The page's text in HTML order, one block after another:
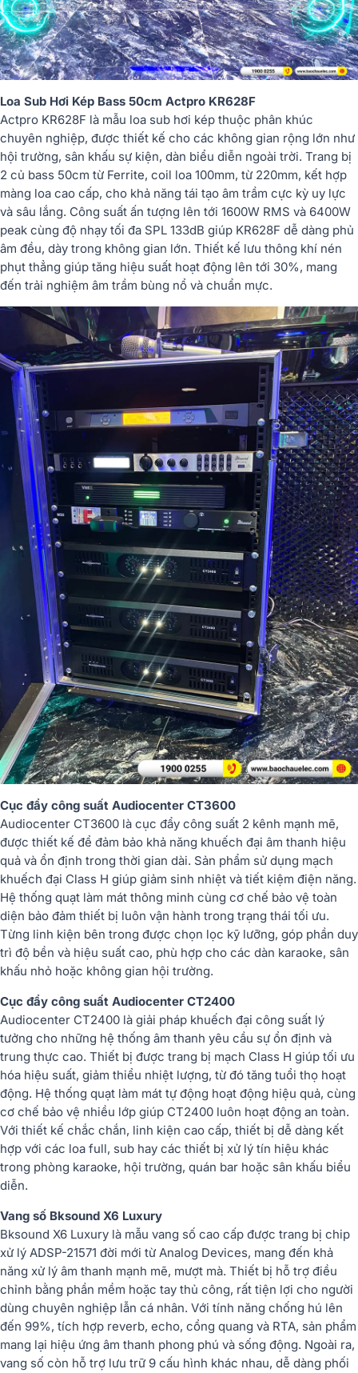
Loa Sub Hơi Kép Bass 50cm Actpro KR628F
Actpro KR628F là mẫu loa sub hơi kép thuộc phân khúc
chuyên nghiệp, được thiết kế cho các không gian rộng lớn như
hội trường, sân khấu sự kiện, dàn biểu diễn ngoài trời. Trang bị
2 củ bass 50cm từ Ferrite, coil loa 100mm, từ 220mm, kết hợp
màng loa cao cấp, cho khả năng tái tạo âm trầm cực kỳ uy lực
và sâu lắng. Công suất ấn tượng lên tới 1600W RMS và 6400W
peak cùng độ nhạy tối đa SPL 133dB giúp KR628F dễ dàng phủ
âm đều, dày trong không gian lớn. Thiết kế lưu thông khí nén
phụt thẳng giúp tăng hiệu suất hoạt động lên tới 30%, mang
đến trải nghiệm âm trầm bùng nổ và chuẩn mực.
Cục đẩy công suất Audiocenter CT3600
Audiocenter CT3600 là cục đẩy công suất 2 kênh mạnh mẽ,
được thiết kế để đảm bảo khả năng khuếch đại âm thanh hiệu
quả và ổn định trong thời gian dài. Sản phẩm sử dụng mạch
khuếch đại Class H giúp giảm sinh nhiệt và tiết kiệm điện năng.
Hệ thống quạt làm mát thông minh cùng cơ chế bảo vệ toàn
diện bảo đảm thiết bị luôn vận hành trong trạng thái tối ưu.
Từng linh kiện bên trong được chọn lọc kỹ lưỡng, góp phần duy
trì độ bền và hiệu suất cao, phù hợp cho các dàn karaoke, sân
khấu nhỏ hoặc không gian hội trường.
Cục đẩy công suất Audiocenter CT2400
Audiocenter CT2400 là giải pháp khuếch đại công suất lý
tưởng cho những hệ thống âm thanh yêu cầu sự ổn định và
trung thực cao. Thiết bị được trang bị mạch Class H giúp tối ưu
hóa hiệu suất, giảm thiểu nhiệt lượng, từ đó tăng tuổi thọ hoạt
động. Hệ thống quạt làm mát tự động hoạt động hiệu quả, cùng
cơ chế bảo vệ nhiều lớp giúp CT2400 luôn hoạt động an toàn.
Với thiết kế chắc chắn, linh kiện cao cấp, thiết bị dễ dàng kết
hợp với các loa full, sub hay các thiết bị xử lý tín hiệu khác
trong phòng karaoke, hội trường, quán bar hoặc sân khấu biểu
diễn.
Vang số Bksound X6 Luxury
Bksound X6 Luxury là mẫu vang số cao cấp được trang bị chip
xử lý ADSP-21571 đời mới từ Analog Devices, mang đến khả
năng xử lý âm thanh mạnh mẽ, mượt mà. Thiết bị hỗ trợ điều
chỉnh bằng phần mềm hoặc tay thủ công, rất tiện lợi cho người
dùng chuyên nghiệp lẫn cá nhân. Với tính năng chống hú lên
đến 99%, tích hợp reverb, echo, cổng quang và RTA, sản phẩm
mang lại hiệu ứng âm thanh phong phú và sống động. Ngoài ra,
vang số còn hỗ trợ lưu trữ 9 cấu hình khác nhau, dễ dàng phối